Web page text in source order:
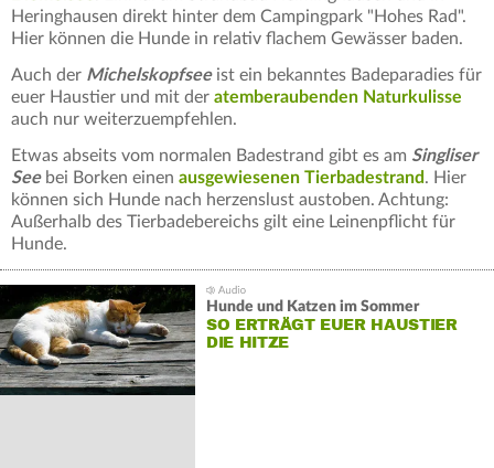
Heringhausen direkt hinter dem Campingpark "Hohes Rad".
Hier können die Hunde in relativ flachem Gewässer baden.
Auch der Michelskopfsee ist ein bekanntes Badeparadies für
euer Haustier und mit der atemberaubenden Naturkulisse
auch nur weiterzuempfehlen.
Etwas abseits vom normalen Badestrand gibt es am Singliser
See bei Borken einen ausgewiesenen Tierbadestrand. Hier
können sich Hunde nach herzenslust austoben. Achtung:
Außerhalb des Tierbadebereichs gilt eine Leinenpflicht für
Hunde.
Hunde und Katzen im Sommer
SO ERTRÄGT EUER HAUSTIER
DIE HITZE